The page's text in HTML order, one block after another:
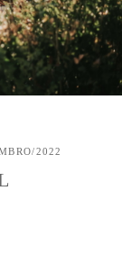
2022